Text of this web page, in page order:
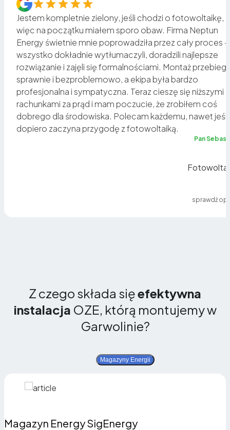
Jestem kompletnie zielony, jeśli chodzi o fotowoltaikę,
więc na początku miałem sporo obaw. Firma Neptun
Energy świetnie mnie poprowadziła przez cały proces –
wszystko dokładnie wytłumaczyli, doradzili najlepsze
rozwiązanie i zajęli się formalnościami. Montaż przebiegł
sprawnie i bezproblemowo, a ekipa była bardzo
profesjonalna i sympatyczna. Teraz cieszę się niższymi
rachunkami za prąd i mam poczucie, że zrobiłem coś
dobrego dla środowiska. Polecam każdemu, nawet jeśli
dopiero zaczyna przygodę z fotowoltaiką.
Pan
sprawdź
Z czego składa sięefektywna
instalacja OZE, którą montujemy w
Garwolinie?
Magazyny Energii
Magazyn Energy SigEnergy